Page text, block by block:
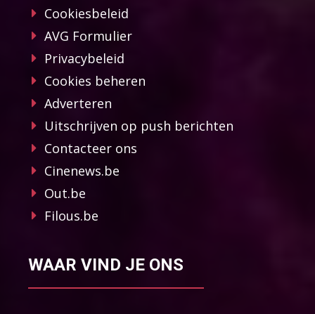
Cookiesbeleid
AVG Formulier
Privacybeleid
Cookies beheren
Adverteren
Uitschrijven op push berichten
Contacteer ons
Cinenews.be
Out.be
Filous.be
WAAR VIND JE ONS